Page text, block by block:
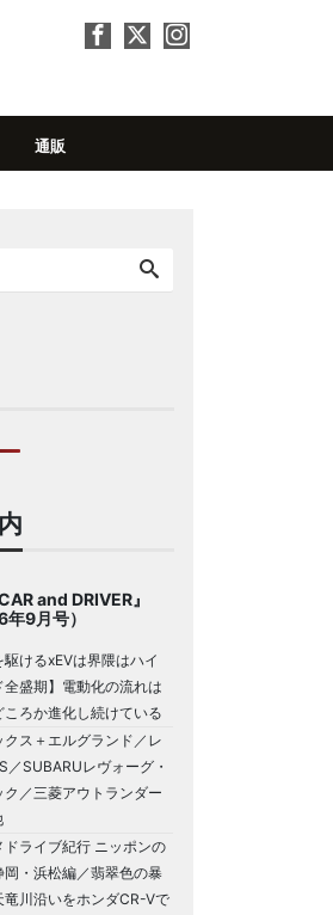
通販
and DRIVER』
年9月号）
駆けるxEVは界隈はハイ
全盛期】電動化の流れは
ころか進化し続けている
クス＋エルグランド／レ
／SUBARUレヴォーグ・
ク／三菱アウトランダー
ドライブ紀行 ニッポンの
岡・浜松編／翡翠色の暴
竜川沿いをホンダCR-Vで